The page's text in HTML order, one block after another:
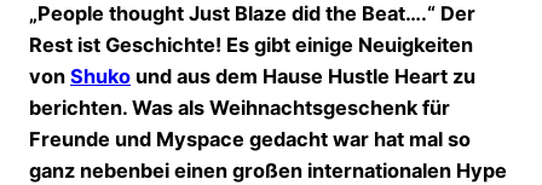
„People thought Just Blaze did the Beat….“ Der
Rest ist Geschichte! Es gibt einige Neuigkeiten
von Shuko und aus dem Hause Hustle Heart zu
berichten. Was als Weihnachtsgeschenk für
Freunde und Myspace gedacht war hat mal so
ganz nebenbei einen großen internationalen Hype